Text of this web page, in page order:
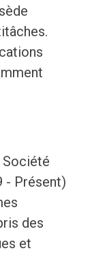
Société
- Présent)
des
et